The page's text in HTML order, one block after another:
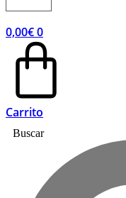
0,00€0
Carrito
Buscar